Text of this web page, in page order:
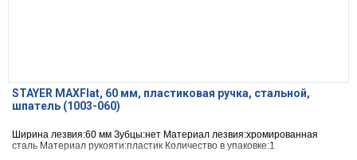
STAYER MAXFlat, 60 мм, пластиковая ручка, стальной,
шпатель (1003-060)
Ширина лезвия:60 мм Зубцы:нет Материал лезвия:хромированная
сталь Материал рукояти:пластик Количество в упаковке:1